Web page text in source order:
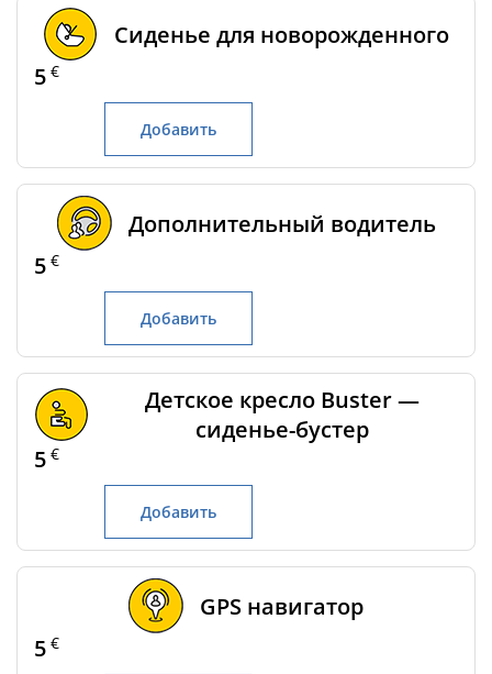
Сиденье для новорожденного
5 €
Добавить
Дополнительный водитель
5 €
Добавить
Детское кресло Buster —
сиденье-бустер
5 €
Добавить
GPS навигатор
5 €